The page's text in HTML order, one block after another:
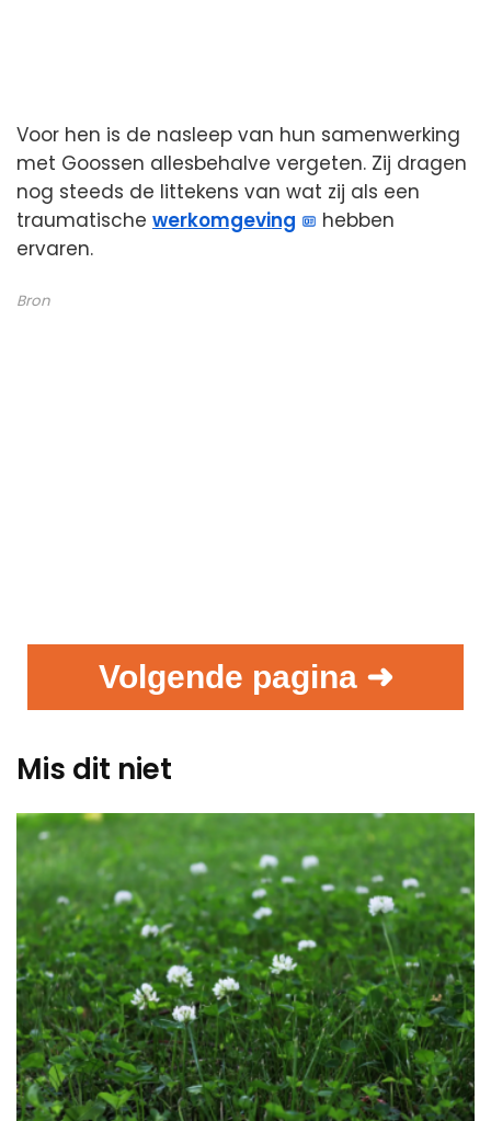
Voor hen is de nasleep van hun samenwerking
met Goossen allesbehalve vergeten. Zij dragen
nog steeds de littekens van wat zij als een
traumatische werkomgeving
hebben
ervaren.
Bron
Volgende pagina ➜
Mis dit niet